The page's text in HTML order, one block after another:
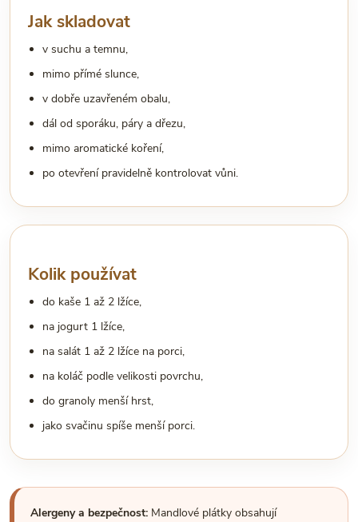
Jak skladovat
v suchu a temnu,
mimo přímé slunce,
v dobře uzavřeném obalu,
dál od sporáku, páry a dřezu,
mimo aromatické koření,
po otevření pravidelně kontrolovat vůni.
Kolik používat
do kaše 1 až 2 lžíce,
na jogurt 1 lžíce,
na salát 1 až 2 lžíce na porci,
na koláč podle velikosti povrchu,
do granoly menší hrst,
jako svačinu spíše menší porci.
Alergeny a bezpečnost: Mandlové plátky obsahují